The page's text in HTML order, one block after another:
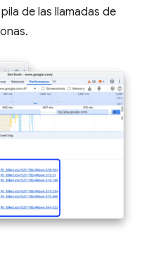
de las llamadas de